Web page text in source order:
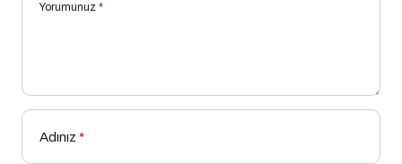
Yorumunuz *
Adınız *